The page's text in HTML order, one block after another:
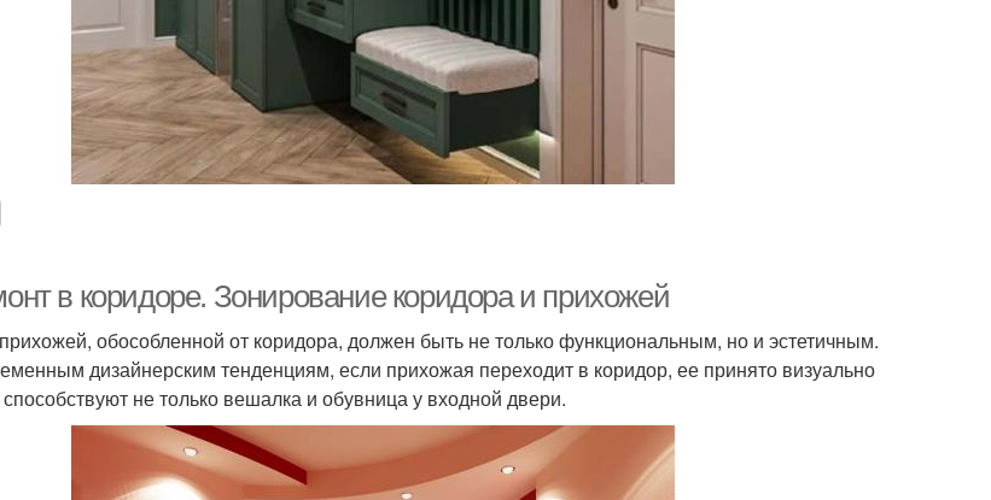
в коридоре. Зонирование коридора и прихожей
обособленной от коридора, должен быть не только функциональным, но и эстетичным.
дизайнерским тенденциям, если прихожая переходит в коридор, ее принято визуально
не только вешалка и обувница у входной двери.